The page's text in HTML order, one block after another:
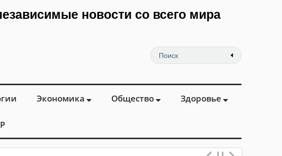
новости со всего мира
Экономика Общество Здоровье